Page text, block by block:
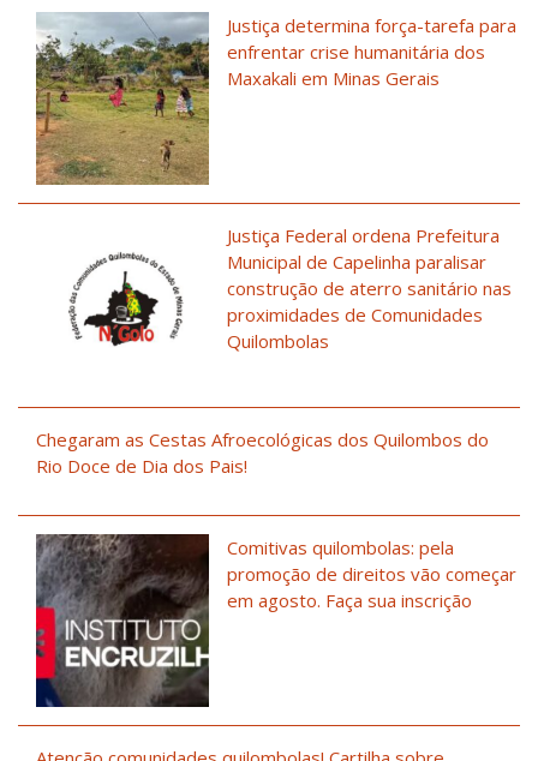
Justiça determina força-tarefa para
enfrentar crise humanitária dos
Maxakali em Minas Gerais
Justiça Federal ordena Prefeitura
Municipal de Capelinha paralisar
construção de aterro sanitário nas
proximidades de Comunidades
Quilombolas
Chegaram as Cestas Afroecológicas dos Quilombos do
Rio Doce de Dia dos Pais!
Comitivas quilombolas: pela
promoção de direitos vão começar
em agosto. Faça sua inscrição